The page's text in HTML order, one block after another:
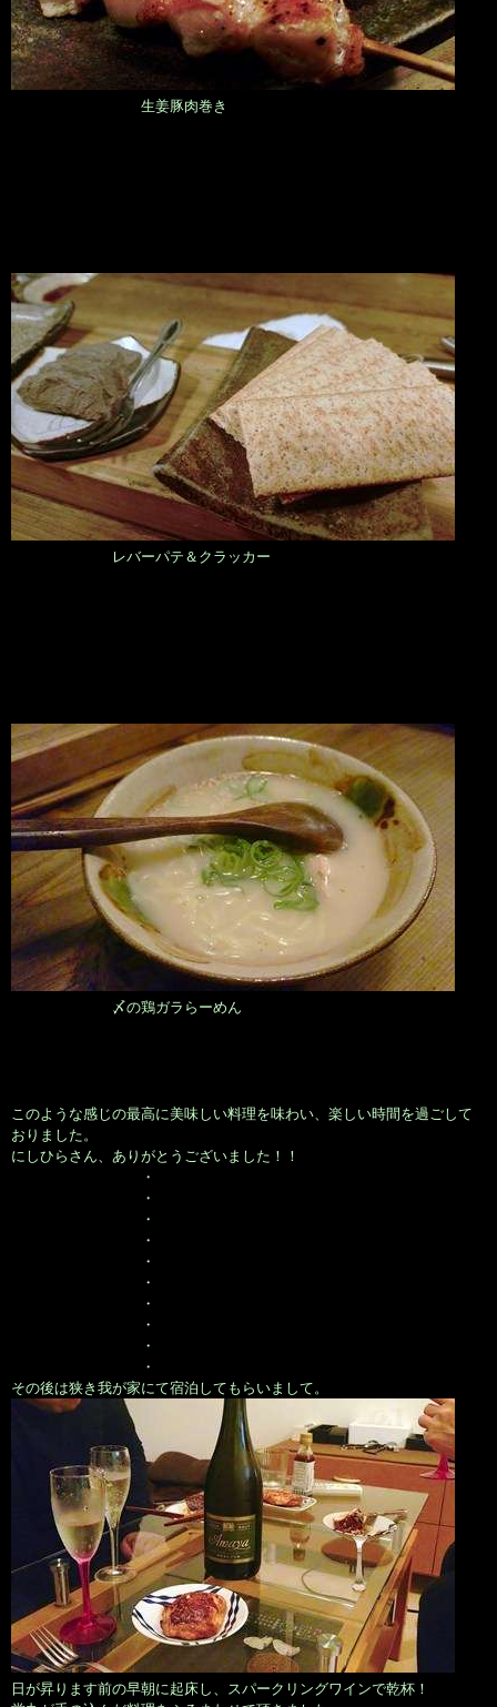
生姜豚肉巻き
レバーパテ＆クラッカー
〆の鶏ガラらーめん
このような感じの最高に美味しい料理を味わい、楽しい時間を過ごして
おりました。
にしひらさん、ありがとうございました！！
・
・
・
・
・
・
・
・
・
・
その後は狭き我が家にて宿泊してもらいまして。
日が昇ります前の早朝に起床し、スパークリングワインで乾杯！